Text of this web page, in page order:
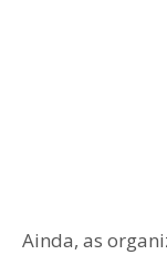
Ainda, as